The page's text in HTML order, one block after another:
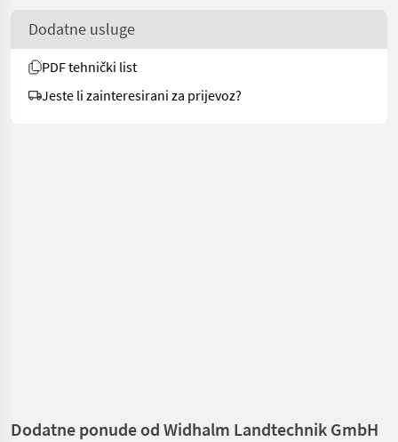
Dodatne usluge
PDF tehnički list
Jeste li zainteresirani za prijevoz?
Dodatne ponude od Widhalm Landtechnik GmbH